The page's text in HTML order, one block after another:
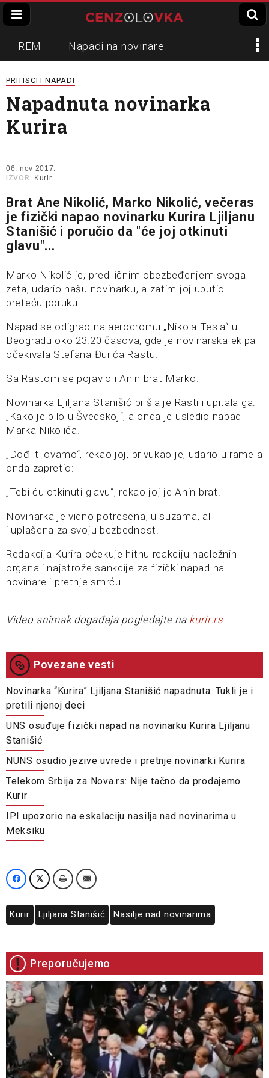
REM Napadi na novinare
Zvučni top
Propaganda Lokalni mediji
Informer
PRITISCI I NAPADI
Napadnuta novinarka
Kurira
06. nov 2017.
IZVOR: Kurir
Brat Ane Nikolić, Marko Nikolić, večeras
je fizički napao novinarku Kurira Ljiljanu
Stanišić i poručio da "će joj otkinuti
glavu"...
Marko Nikolić je, pred ličnim obezbeđenjem svoga
zeta, udario našu novinarku, a zatim joj uputio
preteću poruku.
Napad se odigrao na aerodromu „Nikola Tesla“ u
Beogradu oko 23.20 časova, gde je novinarska ekipa
očekivala Stefana Đurića Rastu.
Sa Rastom se pojavio i Anin brat Marko.
Novinarka Ljiljana Stanišić prišla je Rasti i upitala ga:
„Kako je bilo u Švedskoj“, a onda je usledio napad
Marka Nikolića.
„Dođi ti ovamo“, rekao joj, privukao je, udario u rame a
onda zapretio:
„Tebi ću otkinuti glavu“, rekao joj je Anin brat.
Novinarka je vidno potresena, u suzama, ali
i uplašena za svoju bezbednost.
Redakcija Kurira očekuje hitnu reakciju nadležnih
organa i najstrože sankcije za fizički napad na
novinare i pretnje smrću.
Video snimak događaja pogledajte na kurir.rs
Povezane vesti
Novinarka “Kurira” Ljiljana Stanišić napadnuta: Tukli je i
pretili njenoj deci
UNS osuđuje fizički napad na novinarku Kurira Ljiljanu
Stanišić
NUNS osudio jezive uvrede i pretnje novinarki Kurira
Telekom Srbija za Nova.rs: Nije tačno da prodajemo
Kurir
IPI upozorio na eskalaciju nasilja nad novinarima u
Meksiku
Kurir Ljiljana Stanišić Nasilje nad novinarima
Preporučujemo